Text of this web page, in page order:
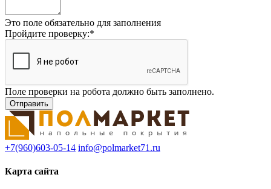
Это поле обязательно для заполнения
Пройдите проверку:*
Поле проверки на робота должно быть заполнено.
+7(960)603-05-14 info@polmarket71.ru
Карта сайта